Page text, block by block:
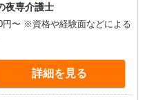
夜専介護士
円〜 ※資格や経験面などによる
詳細を見る